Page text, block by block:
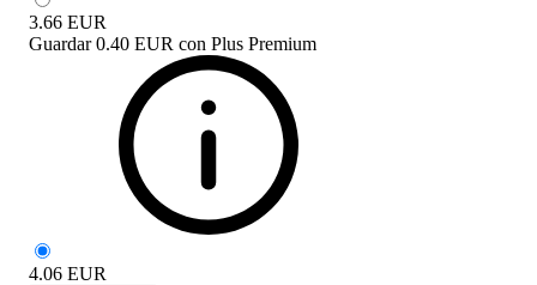
3.66 EUR
Guardar 0.40 EUR con Plus Premium
4.06 EUR